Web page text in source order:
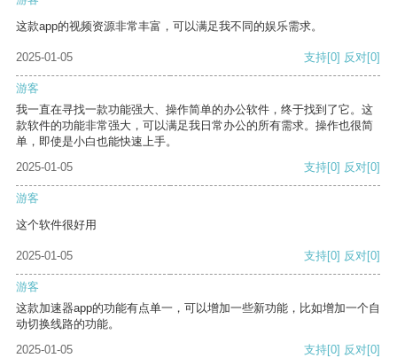
这款app的视频资源非常丰富，可以满足我不同的娱乐需求。
2025-01-05 支持[0] 反对[0]
游客
我一直在寻找一款功能强大、操作简单的办公软件，终于找到了它。这
款软件的功能非常强大，可以满足我日常办公的所有需求。操作也很简
单，即使是小白也能快速上手。
2025-01-05
支持[0] 反对[0]
游客
这个软件很好用
2025-01-05 支持[0] 反对[0]
游客
这款加速器app的功能有点单一，可以增加一些新功能，比如增加一个自
动切换线路的功能。
2025-01-05
支持[0] 反对[0]